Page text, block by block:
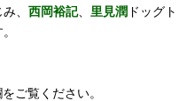
、 西岡裕記、 里見潤ドッグト
ご覧ください。